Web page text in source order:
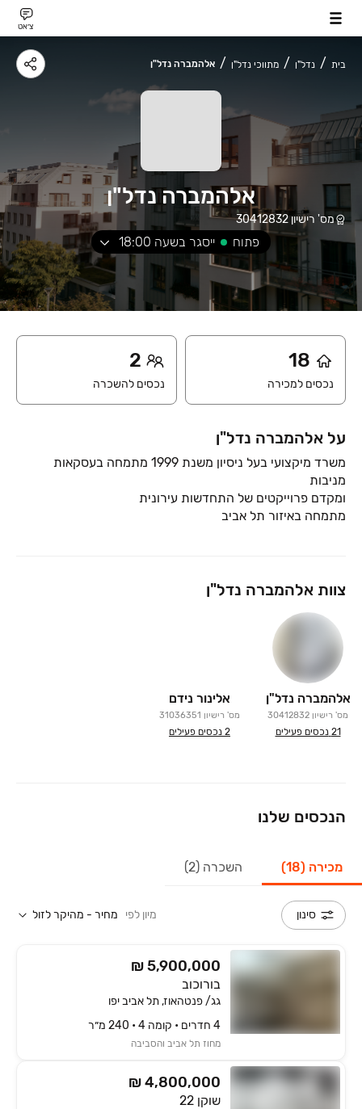
צ׳אט
בית נדל"ן מתווכי נדל"ן אלהמברה נדל"ן
אלהמברה נדל"ן
מס' רישיון30412832
פתוח ייסגר בשעה 18:00
18
נכסים למכירה
2
נכסים להשכרה
על אלהמברה נדל"ן
משרד מיקצועי בעל ניסיון משנת 1999 מתמחה בעסקאות
מתמחה באיזור תל אביב
צוות אלהמברה נדל"ן
אלהמברה נדל"ן
מס' רישיון 30412832
21 נכסים פעילים
אלינור נידם
מס' רישיון 31036351
2 נכסים פעילים
הנכסים שלנו
מכירה (18) השכרה (2)
סינון מיון לפי מחיר - מהיקר לזול
₪ 5,900,000
בורוכוב
גג/ פנטהאוז, תל אביב יפו
4 חדרים • קומה ‎4‏ • 240 מ״ר
מחוז תל אביב והסביבה
₪ 4,800,000
שוקן 22